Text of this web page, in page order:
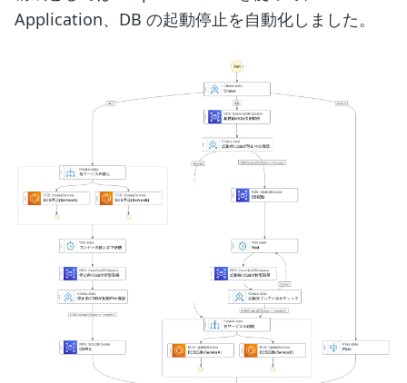
Application、DB の起動停止を自動化しました。